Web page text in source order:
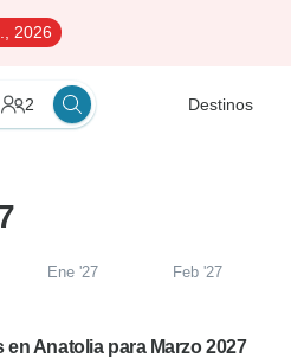
2026
2 Destinos
Ene '27 Feb '27
Anatolia para Marzo 2027